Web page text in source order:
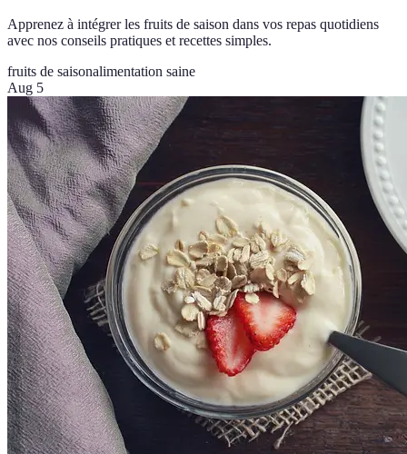
Apprenez à intégrer les fruits de saison dans vos repas quotidiens
avec nos conseils pratiques et recettes simples.
fruits de saisonalimentation saine
Aug 5